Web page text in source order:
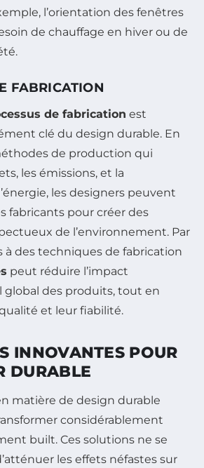
l’orientation des fenêtres
de chauffage en hiver ou de
FABRICATION
de fabrication est
clé du design durable. En
de production qui
les émissions, et la
les designers peuvent
fabricants pour créer des
de l’environnement. Par
à des techniques de fabrication
peut réduire l’impact
des produits, tout en
et leur fiabilité.
INNOVANTES POUR
DURABLE
matière de design durable
considérablement
built. Ces solutions ne se
les effets néfastes sur